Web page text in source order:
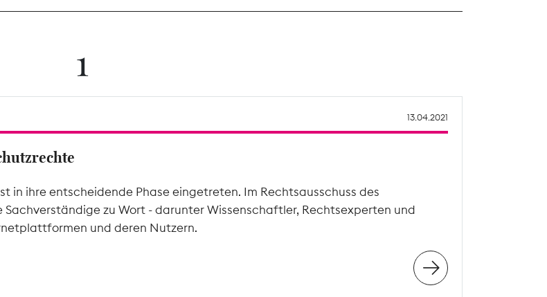
1
13.04.2021
in ihre entscheidende Phase eingetreten. Im Rechtsausschuss des
Sachverständige zu Wort - darunter Wissenschaftler, Rechtsexperten und
und deren Nutzern.